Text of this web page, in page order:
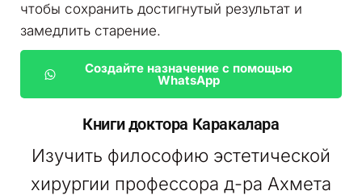
чтобы сохранить достигнутый результат и
замедлить старение.
Создайте назначение с помощью
WhatsApp
Книги доктора Каракалара
Изучить философию эстетической
хирургии профессора д-ра Ахмета